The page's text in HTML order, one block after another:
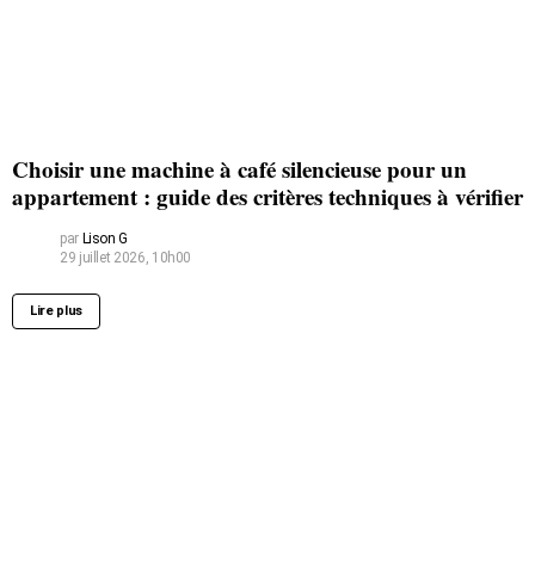
Choisir une machine à café silencieuse pour un
appartement : guide des critères techniques à vérifier
par Lison G
29 juillet 2026, 10h00
Lire plus